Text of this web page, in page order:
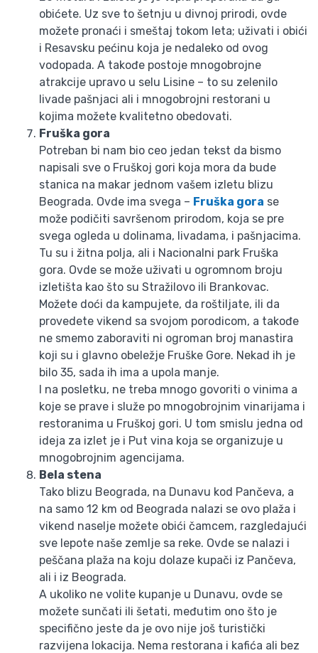
obićete. Uz sve to šetnju u divnoj prirodi, ovde
možete pronaći i smeštaj tokom leta; uživati i obići
i Resavsku pećinu koja je nedaleko od ovog
vodopada. A takođe postoje mnogobrojne
atrakcije upravo u selu Lisine – to su zelenilo
livade pašnjaci ali i mnogobrojni restorani u
kojima možete kvalitetno obedovati.
Fruška gora
Potreban bi nam bio ceo jedan tekst da bismo
napisali sve o Fruškoj gori koja mora da bude
stanica na makar jednom vašem izletu blizu
Beograda. Ovde ima svega – Fruška gora se
može podičiti savršenom prirodom, koja se pre
svega ogleda u dolinama, livadama, i pašnjacima.
Tu su i žitna polja, ali i Nacionalni park Fruška
gora. Ovde se može uživati u ogromnom broju
izletišta kao što su Stražilovo ili Brankovac.
Možete doći da kampujete, da roštiljate, ili da
provedete vikend sa svojom porodicom, a takođe
ne smemo zaboraviti ni ogroman broj manastira
koji su i glavno obeležje Fruške Gore. Nekad ih je
bilo 35, sada ih ima a upola manje.
I na posletku, ne treba mnogo govoriti o vinima a
koje se prave i služe po mnogobrojnim vinarijama i
restoranima u Fruškoj gori. U tom smislu jedna od
ideja za izlet je i Put vina koja se organizuje u
mnogobrojnim agencijama.
Bela stena
Tako blizu Beograda, na Dunavu kod Pančeva, a
na samo 12 km od Beograda nalazi se ovo plaža i
vikend naselje možete obići čamcem, razgledajući
sve lepote naše zemlje sa reke. Ovde se nalazi i
peščana plaža na koju dolaze kupači iz Pančeva,
ali i iz Beograda.
A ukoliko ne volite kupanje u Dunavu, ovde se
možete sunčati ili šetati, međutim ono što je
specifično jeste da je ovo nije još turistički
razvijena lokacija. Nema restorana i kafića ali bez